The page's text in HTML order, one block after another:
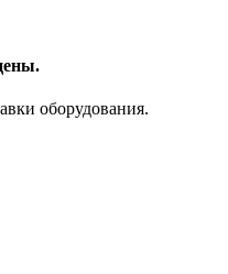
оборудования.